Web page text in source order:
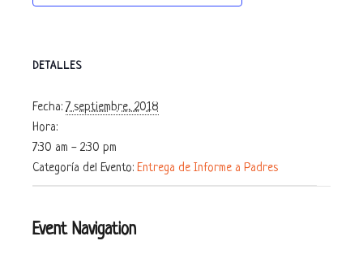
DETALLES
Fecha: 7 septiembre, 2018
Hora:
7:30 am - 2:30 pm
Categoría del Evento: Entrega de Informe a Padres
Event Navigation